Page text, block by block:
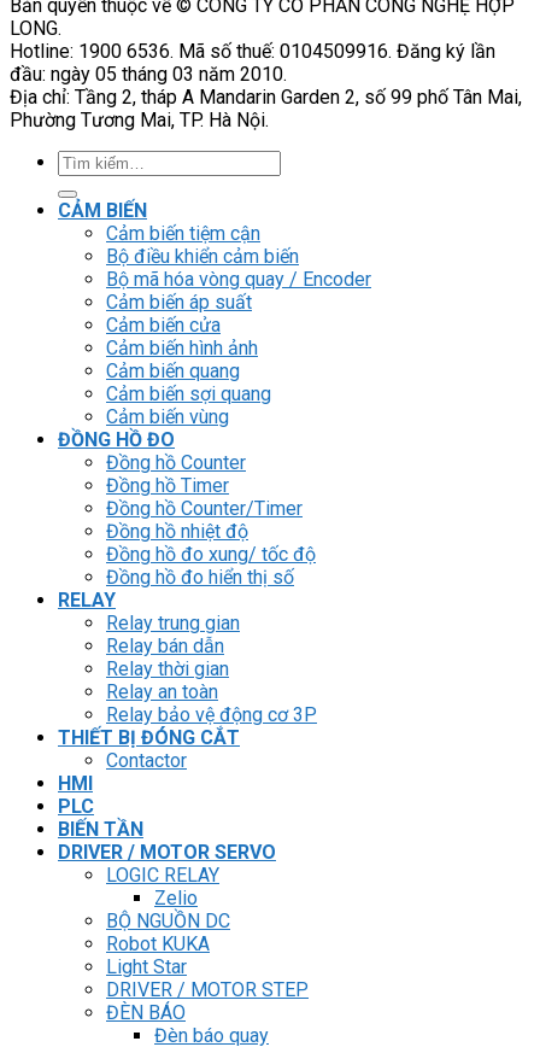
Bản quyền thuộc về © CÔNG TY CỔ PHẦN CÔNG NGHỆ HỢP
LONG.
Hotline: 1900 6536. Mã số thuế: 0104509916. Đăng ký lần
đầu: ngày 05 tháng 03 năm 2010.
Địa chỉ: Tầng 2, tháp A Mandarin Garden 2, số 99 phố Tân Mai,
Phường Tương Mai, TP. Hà Nội.
Tìm
kiếm:
CẢM BIẾN
Cảm biến tiệm cận
Bộ điều khiển cảm biến
Bộ mã hóa vòng quay / Encoder
Cảm biến áp suất
Cảm biến cửa
Cảm biến hình ảnh
Cảm biến quang
Cảm biến sợi quang
Cảm biến vùng
ĐỒNG HỒ ĐO
Đồng hồ Counter
Đồng hồ Timer
Đồng hồ Counter/Timer
Đồng hồ nhiệt độ
Đồng hồ đo xung/ tốc độ
Đồng hồ đo hiển thị số
RELAY
Relay trung gian
Relay bán dẫn
Relay thời gian
Relay an toàn
Relay bảo vệ động cơ 3P
THIẾT BỊ ĐÓNG CẮT
Contactor
HMI
PLC
BIẾN TẦN
DRIVER / MOTOR SERVO
LOGIC RELAY
Zelio
BỘ NGUỒN DC
Robot KUKA
Light Star
DRIVER / MOTOR STEP
ĐÈN BÁO
Đèn báo quay